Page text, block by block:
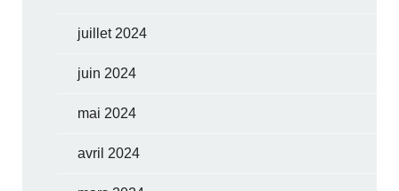
juillet 2024
juin 2024
mai 2024
avril 2024